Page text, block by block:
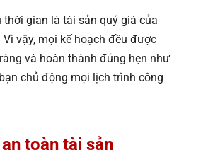
thời gian là tài sản quý giá của
vậy, mọi kế hoạch đều được
và hoàn thành đúng hẹn như
chủ động mọi lịch trình công
toàn tài sản